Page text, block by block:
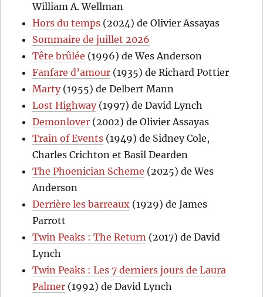
William A. Wellman
Hors du temps (2024) de Olivier Assayas
Sommaire de juillet 2026
Tête brûlée (1996) de Wes Anderson
Fanfare d’amour (1935) de Richard Pottier
Marty(1955) de Delbert Mann
Lost Highway(1997) de David Lynch
Demonlover (2002) de Olivier Assayas
Train of Events (1949) de Sidney Cole,
Charles Crichton et Basil Dearden
The Phoenician Scheme (2025) de Wes
Anderson
Derrière les barreaux (1929) de James
Parrott
Twin Peaks : The Return (2017) de David
Lynch
Twin Peaks : Les 7 derniers jours de Laura
Palmer (1992) de David Lynch